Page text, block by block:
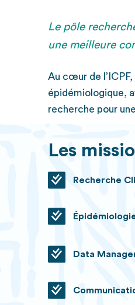
Le pôle
une meilleure
Au cœur de
épidémiologique,
recherche pour
Les
Recherche
Data